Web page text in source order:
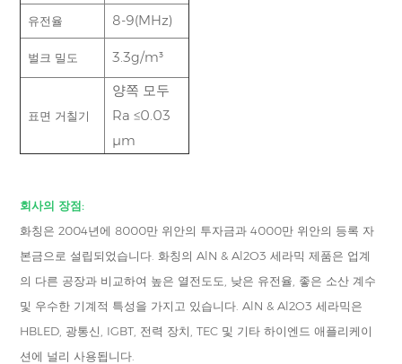
유전율 8-9(MHz)
벌크 밀도 3.3g/m³
표면 거칠기
양쪽 모두
Ra ≤0.03
μm
회사의 장점:
화칭은 2004년에 8000만 위안의 투자금과 4000만 위안의 등록 자
본금으로 설립되었습니다. 화칭의 AlN & Al2O3 세라믹 제품은 업계
의 다른 공장과 비교하여 높은 열전도도, 낮은 유전율, 좋은 소산 계수
및 우수한 기계적 특성을 가지고 있습니다. AlN & Al2O3 세라믹은
HBLED, 광통신, IGBT, 전력 장치, TEC 및 기타 하이엔드 애플리케이
션에 널리 사용됩니다.